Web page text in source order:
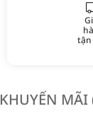
tận
KHUYẾN